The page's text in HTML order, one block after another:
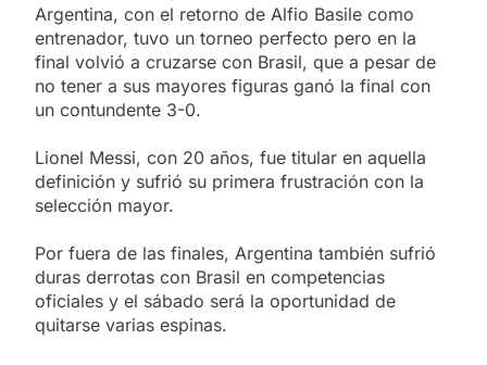
Argentina, con el retorno de Alfio Basile como
entrenador, tuvo un torneo perfecto pero en la
final volvió a cruzarse con Brasil, que a pesar de
no tener a sus mayores figuras ganó la final con
un contundente 3-0.
Lionel Messi, con 20 años, fue titular en aquella
definición y sufrió su primera frustración con la
selección mayor.
Por fuera de las finales, Argentina también sufrió
duras derrotas con Brasil en competencias
oficiales y el sábado será la oportunidad de
quitarse varias espinas.